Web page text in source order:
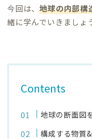
今回は、地球の内部構
緒に学んでいきましょ
Contents
地球の断面図
構成する物質